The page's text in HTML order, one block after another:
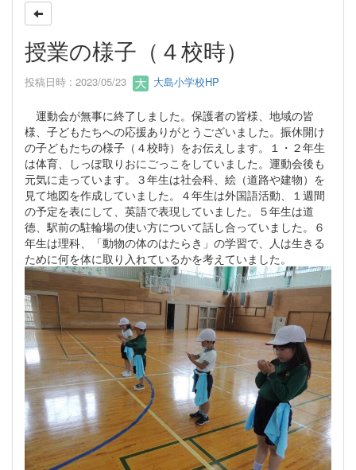
授業の様子（４校時）
投稿日時 : 2023/05/23 大島小学校HP
運動会が無事に終了しました。保護者の皆様、地域の皆
様、子どもたちへの応援ありがとうございました。振休開け
の子どもたちの様子（４校時）をお伝えします。１・２年生
は体育、しっぽ取りおにごっこをしていました。運動会後も
元気に走っています。３年生は社会科、絵（道路や建物）を
見て地図を作成していました。４年生は外国語活動、１週間
の予定を表にして、英語で表現していました。５年生は道
徳、駅前の駐輪場の使い方について話し合っていました。６
年生は理科、「動物の体のはたらき」の学習で、人は生きる
ために何を体に取り入れているかを考えていました。